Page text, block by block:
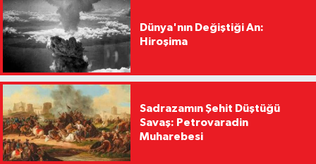
Dünya'nın Değiştiği An:
Hiroşima
Sadrazamın Şehit Düştüğü
Savaş: Petrovaradin
Muharebesi